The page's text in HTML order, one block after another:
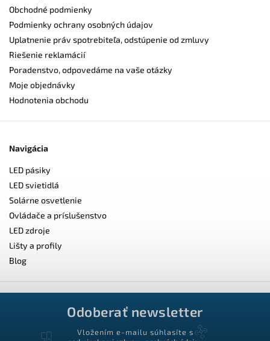
Obchodné podmienky
Podmienky ochrany osobných údajov
Uplatnenie práv spotrebiteľa, odstúpenie od zmluvy
Riešenie reklamácií
Poradenstvo, odpovedáme na vaše otázky
Moje objednávky
Hodnotenia obchodu
Navigácia
LED pásiky
LED svietidlá
Solárne osvetlenie
Ovládače a príslušenstvo
LED zdroje
Lišty a profily
Blog
Odoberať newsletter
Vložením e-mailu súhlasíte s